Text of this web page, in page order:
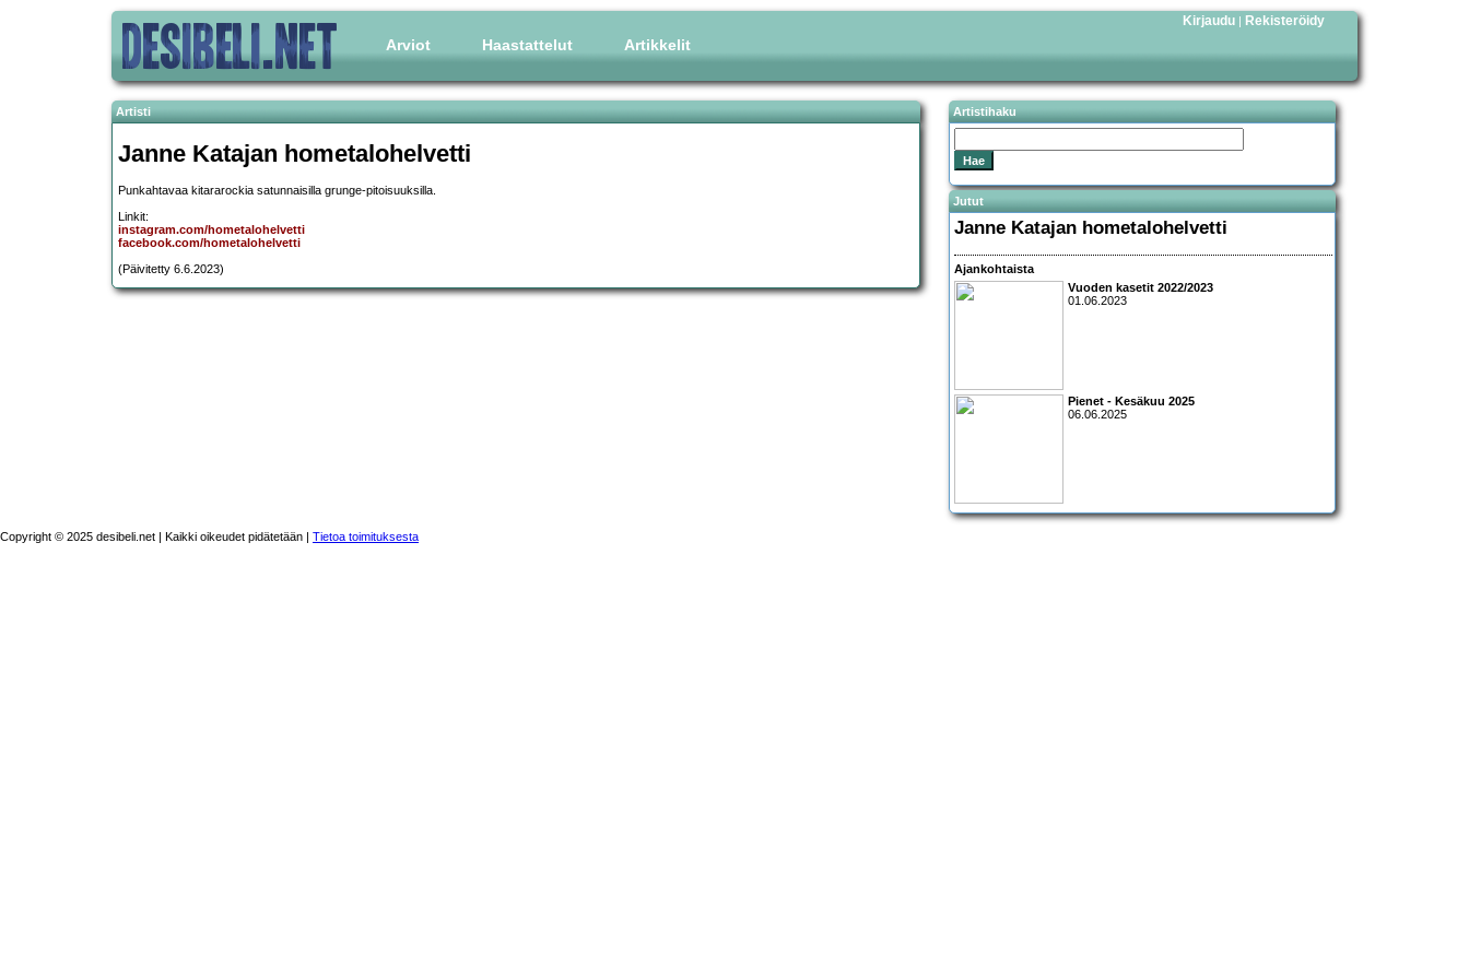
Arviot Haastattelut Artikkelit
Kirjaudu | Rekisteröidy
Artisti
Janne Katajan hometalohelvetti
Punkahtavaa kitararockia satunnaisilla grunge-pitoisuuksilla.
Linkit:
instagram.com/hometalohelvetti
facebook.com/hometalohelvetti
(Päivitetty 6.6.2023)
Artistihaku
Jutut
Janne Katajan hometalohelvetti
Ajankohtaista
Vuoden kasetit 2022/2023
01.06.2023
Pienet - Kesäkuu 2025
06.06.2025
Copyright © 2025 desibeli.net | Kaikki oikeudet pidätetään | Tietoa toimituksesta